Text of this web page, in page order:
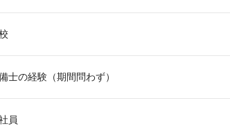
士の経験（期間問わず）
員